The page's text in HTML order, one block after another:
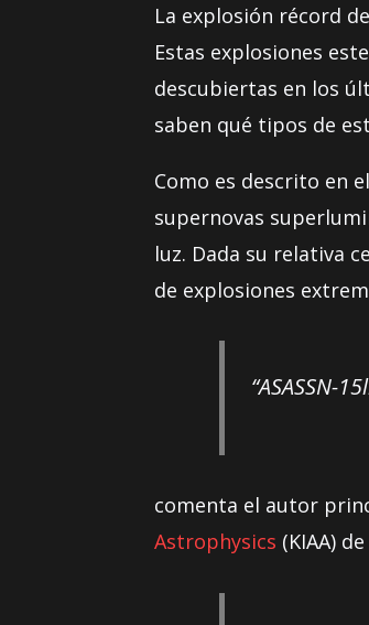
La explosión récord
Estas explosiones
descubiertas en los
saben qué tipos de
Como es descrito en el
supernovas
luz. Dada su relativa
de explosiones
“ASASSN-
comenta el autor
Astrophysics (KIAA)